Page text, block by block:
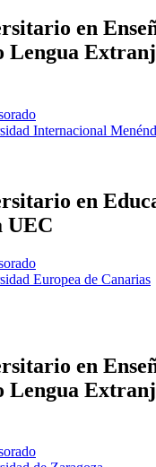
en
Lengua
Internacional
en
UEC
Europea de Canarias
en
Lengua